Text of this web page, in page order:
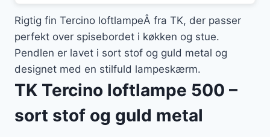
Rigtig fin Tercino loftlampeÂ fra TK, der passer
perfekt over spisebordet i køkken og stue.
Pendlen er lavet i sort stof og guld metal og
designet med en stilfuld lampeskærm.
TK Tercino loftlampe 500 –
sort stof og guld metal